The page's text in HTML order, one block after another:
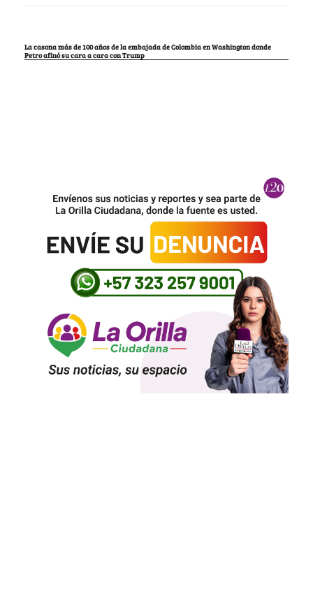
La casona más de 100 años de la embajada de Colombia en Washington donde
Petro afinó su cara a cara con Trump